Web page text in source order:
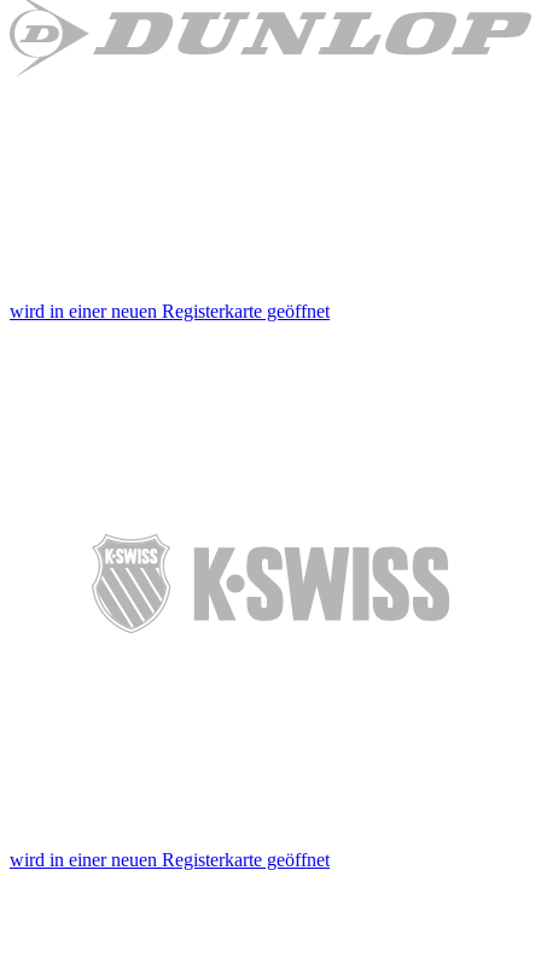
wird in einer neuen Registerkarte geöffnet
wird in einer neuen Registerkarte geöffnet